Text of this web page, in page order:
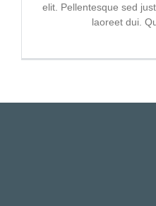
elit. Pellentesque sed
laoreet dui.